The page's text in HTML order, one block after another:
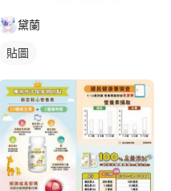
黛蘭
貼圖